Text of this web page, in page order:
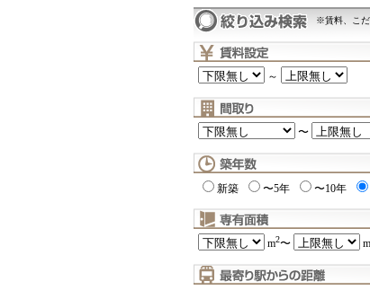
※賃料、こだ
～
〜
新築 〜5年 〜10年
m2〜 m